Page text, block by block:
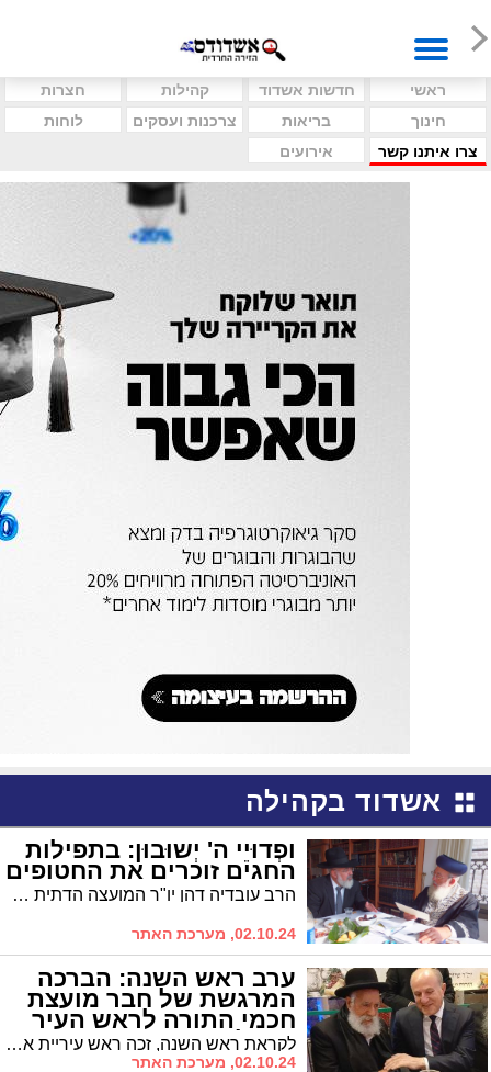
ראשי חדשות אשדוד קהילות
חצרות
חינוך
בריאות צרכנות ועסקים
לוחות
צרו איתנו קשר
אירועים
אשדוד בקהילה
ופְדוּיֵי ה' יְשוּבוּן: בתפילות
החגים זוכרים את החטופים
הרב עובדיה דהן יו"ר המועצה הדתית שלח לגבאי בתי הכנסת תפילה מיוחדת עבור החטופים
02.10.24, מערכת האתר
ערב ראש השנה: הברכה
המרגשת של חבר מועצת
חכמי התורה לראש העיר
ד"ר לסרי לקראת ראש השנה, זכה ראש עיריית אשדוד, ד"ר יחיאל לסרי, לברכה מיוחדת מפי הגר"ש שלמה מחפוד, חבר מועצת חכמי התורה וראש בית הדין 'יורה דעה'. בברכתו בירך: "תזכו לשנים רבות נעימות וטובות, מי שיפריע לך, לא יראה ברכה"
02.10.24, מערכת האתר